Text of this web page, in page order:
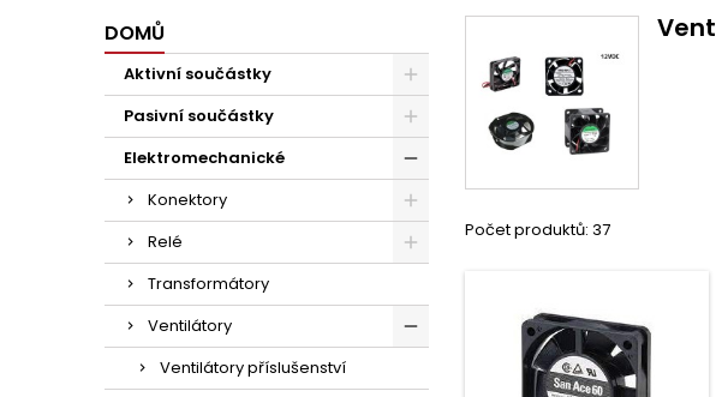
DOMŮ
Aktivní součástky
Pasivní součástky
Elektromechanické
Konektory
Relé
Transformátory
Ventilátory
Ventilátory příslušenství
Počet produktů: 37